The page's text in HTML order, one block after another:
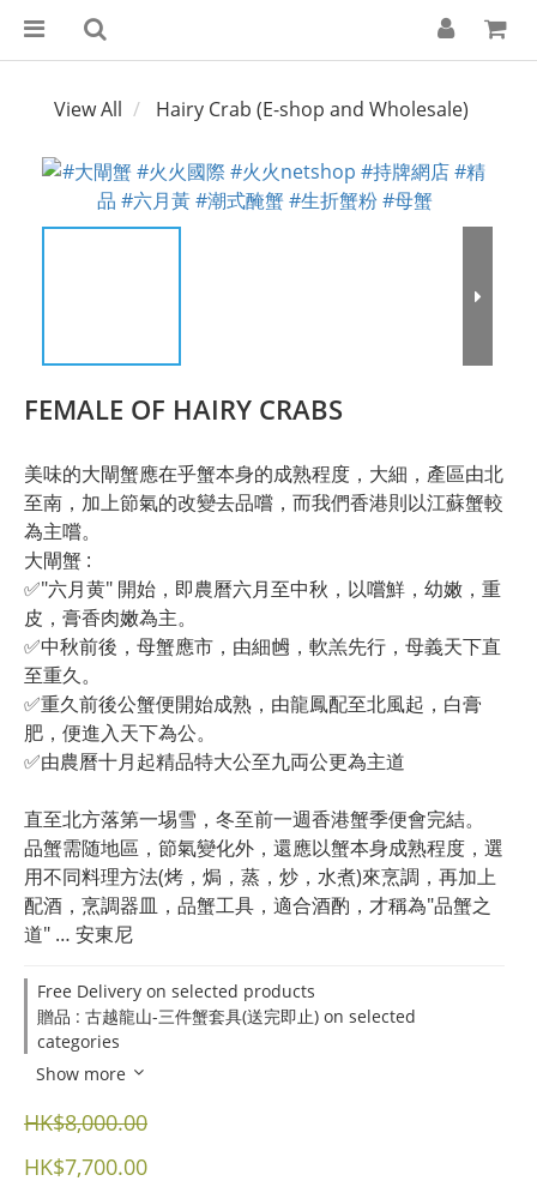
View All Hairy Crab (E-shop and Wholesale)
FEMALE OF HAIRY CRABS
美味的大閘蟹應在乎蟹本身的成熟程度，大細，產區由北
至南，加上節氣的改變去品嚐，而我們香港則以江蘇蟹較
為主嚐。
大閘蟹 :
✅"六月黄" 開始，即農曆六月至中秋，以嚐鮮，幼嫩，重
皮，膏香肉嫩為主。
✅中秋前後，母蟹應市，由細乸，軟羔先行，母義天下直
至重久。
✅重久前後公蟹便開始成熟，由龍鳳配至北風起，白膏
肥，便進入天下為公。
✅由農曆十月起精品特大公至九両公更為主道
直至北方落第一埸雪，冬至前一週香港蟹季便會完結。
品蟹需随地區，節氣變化外，還應以蟹本身成熟程度，選
用不同料理方法(烤，焗，蒸，炒，水煮)來烹調，再加上
配酒，烹調器皿，品蟹工具，適合酒酌，才稱為"品蟹之
道" … 安東尼
Free Delivery on selected products
贈品 : 古越龍山-三件蟹套具(送完即止) on selected
categories
Show more
HK$8,000.00
HK$7,700.00